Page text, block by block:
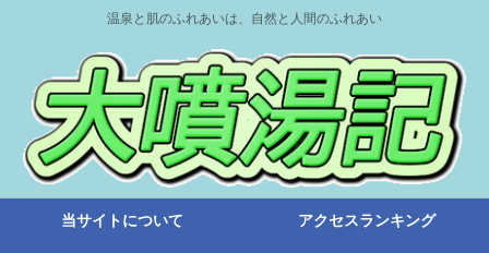
温泉と肌のふれあいは、自然と人間のふれあい
当サイトについて アクセスランキング